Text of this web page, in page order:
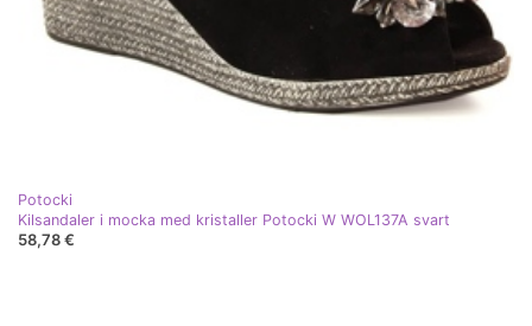
Potocki
Kilsandaler i mocka med kristaller Potocki W WOL137A svart
58,78 €